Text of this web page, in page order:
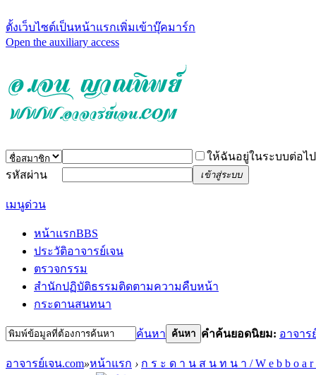
ตั้งเว็บไซต์เป็นหน้าแรกเพิ่มเข้าบุ๊คมาร์ก
Open the auxiliary access
ให้ฉันอยู่ในระบบต่อไป
รหัสผ่าน
เข้าสู่ระบบ
เมนูด่วน
หน้าแรกBBS
ประวัติอาจารย์เจน
ตรวจกรรม
สำนักปฏิบัติธรรมติดตามความคืบหน้า
กระดานสนทนา
ค้นหา ค้นหา คำค้นยอดนิยม: อาจาร
อาจารย์เจน.com»หน้าแรก › ก ร ะ ด า น ส น ท น า / W e b b o a r